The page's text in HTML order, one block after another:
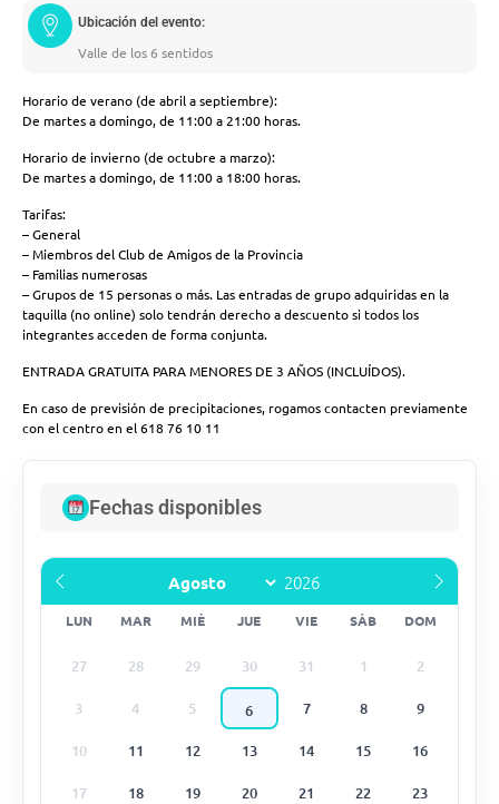
Ubicación del evento:
Valle de los 6 sentidos
Horario de verano (de abril a septiembre):
De martes a domingo, de 11:00 a 21:00 horas.
Horario de invierno (de octubre a marzo):
De martes a domingo, de 11:00 a 18:00 horas.
Tarifas:
– General
– Miembros del Club de Amigos de la Provincia
– Familias numerosas
– Grupos de 15 personas o más. Las entradas de grupo adquiridas en la
taquilla (no online) solo tendrán derecho a descuento si todos los
integrantes acceden de forma conjunta.
ENTRADA GRATUITA PARA MENORES DE 3 AÑOS (INCLUÍDOS).
En caso de previsión de precipitaciones, rogamos contacten previamente
con el centro en el 618 76 10 11
Fechas disponibles
LUN MAR MIÉ JUE VIE SÁB DOM
27 28 29 30 31 1 2
3 4 5 6 7 8 9
10 11 12 13 14 15 16
17 18 19 20 21 22 23